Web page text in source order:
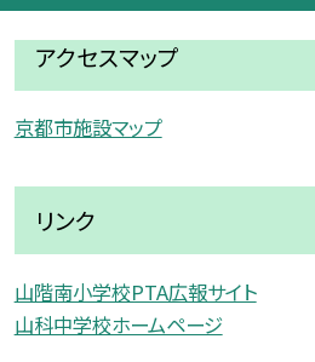
アクセスマップ
京都市施設マップ
リンク
山階南小学校PTA広報サイト
山科中学校ホームページ